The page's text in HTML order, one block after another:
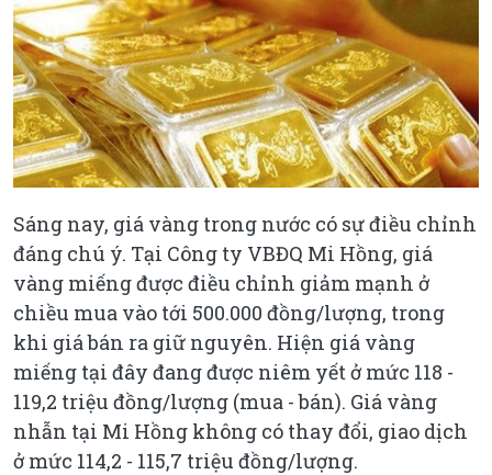
Sáng nay, giá vàng trong nước có sự điều chỉnh
đáng chú ý. Tại Công ty VBĐQ Mi Hồng, giá
vàng miếng được điều chỉnh giảm mạnh ở
chiều mua vào tới 500.000 đồng/lượng, trong
khi giá bán ra giữ nguyên. Hiện giá vàng
miếng tại đây đang được niêm yết ở mức 118 -
119,2 triệu đồng/lượng (mua - bán). Giá vàng
nhẫn tại Mi Hồng không có thay đổi, giao dịch
ở mức 114,2 - 115,7 triệu đồng/lượng.